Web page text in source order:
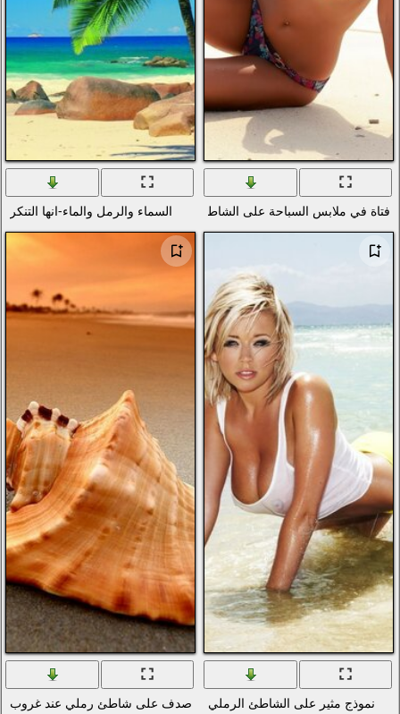
السماء والرمل والماء-انها التنكرالرملي
صدف على شاطئ رملي عند غروب الشمس